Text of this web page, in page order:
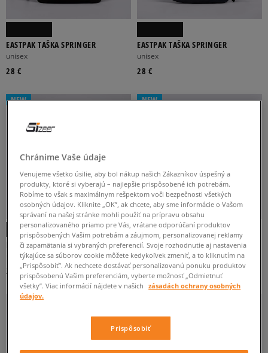
BÉŽOVÁ ČIERNA KHAKI SIVÁ
EASTPAK TAŠKA SPRINGER
unisex
28 €
EASTPAK TAŠKA SPRINGER
unisex
28 €
NEW
EASTPAK TAŠKA SPRINGER
unisex
28 €
NEW
NIKE TAŠKA NK HERITAGE S
WAISTPACK 2.0
unisex
25 €
Chránime Vaše údaje
Venujeme všetko úsilie, aby bol nákup našich Zákazníkov úspešný a
produkty, ktoré si vyberajú – najlepšie prispôsobené ich potrebám.
Robíme to však s maximálnym rešpektom voči bezpečnosti všetkých
osobných údajov. Kliknite „OK”, ak chcete, aby sme informácie o Vašom
správaní na našej stránke mohli použiť na prípravu obsahu
personalizovaného priamo pre Vás, vrátane odporúčaní produktov
prispôsobených Vašim potrebám a záujmom, personalizovanej reklamy
či zapamätania si vybraných preferencií. Svoje rozhodnutie aj nastavenia
týkajúce sa súborov cookie môžete kedykoľvek zmeniť, a to kliknutím na
„Prispôsobiť”. Ak nechcete dostávať personalizovanú ponuku produktov
prispôsobenú Vašim preferenciám, vyberte možnosť „Odmietnuť
všetky”. Viac informácií nájdete v našich
zásadách ochrany osobných
údajov.
Prispôsobiť